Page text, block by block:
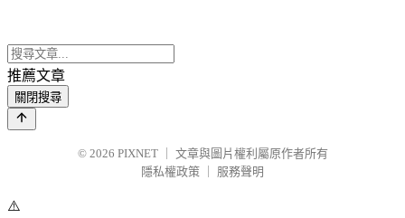
推薦文章
關閉搜尋
© 2026 PIXNET
文章與圖片權利屬原作者所有
隱私權政策
服務聲明
⚠️